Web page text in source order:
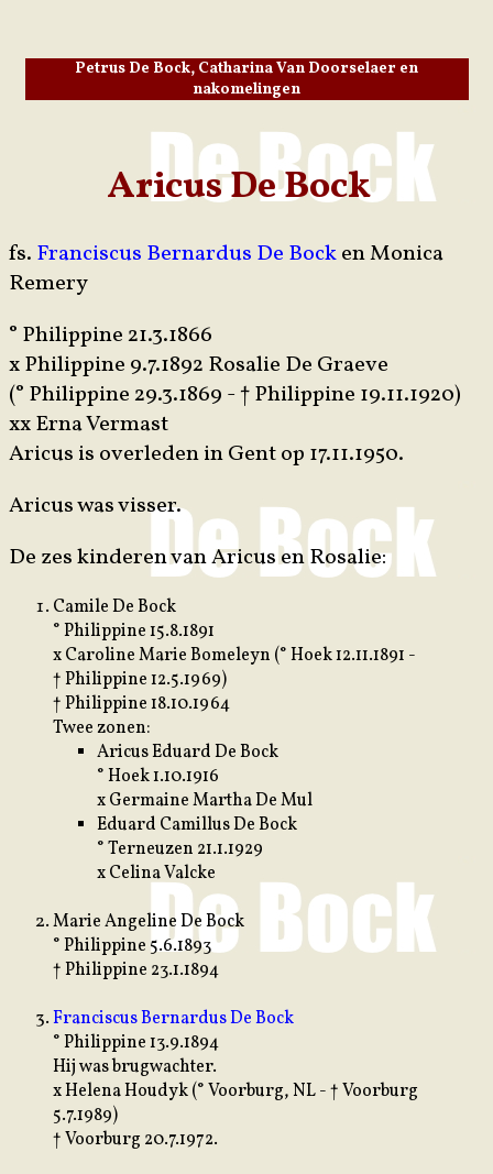
Petrus De Bock, Catharina Van Doorselaer en
nakomelingen
Aricus De Bock
fs. Franciscus Bernardus De Bocken Monica
Remery
° Philippine 21.3.1866
x Philippine 9.7.1892 Rosalie De Graeve
(° Philippine 29.3.1869 - † Philippine 19.11.1920)
xx Erna Vermast
Aricus is overleden in Gent op 17.11.1950.
Aricus was visser.
De zes kinderen van Aricus en Rosalie:
Camile De Bock
° Philippine 15.8.1891
x Caroline Marie Bomeleyn (° Hoek 12.11.1891 -
† Philippine 12.5.1969)
† Philippine 18.10.1964
Twee zonen:
Aricus Eduard De Bock
° Hoek 1.10.1916
x Germaine Martha De Mul
Eduard Camillus De Bock
° Terneuzen 21.1.1929
x Celina Valcke
Marie Angeline De Bock
° Philippine 5.6.1893
† Philippine 23.1.1894
Franciscus Bernardus De Bock
° Philippine 13.9.1894
Hij was brugwachter.
x Helena Houdyk (° Voorburg, NL - † Voorburg
5.7.1989)
† Voorburg 20.7.1972.